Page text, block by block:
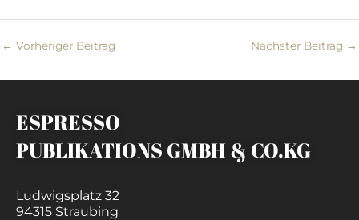
← Vorheriger Beitrag Nächster Beitrag →
ESPRESSO
PUBLIKATIONS GMBH & CO.KG
Ludwigsplatz 32
94315 Straubing